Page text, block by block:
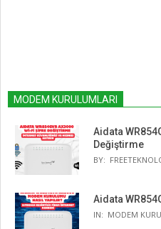
MODEM KURULUMLARI
Aidata
Değiştirme
BY:
Aidata
IN: MODEM